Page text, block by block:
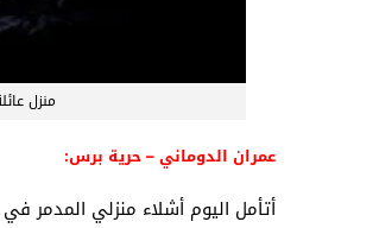
منزل
عمران الدوماني – حرية برس:
أتأمل اليوم أشلاء منزلي المدمر